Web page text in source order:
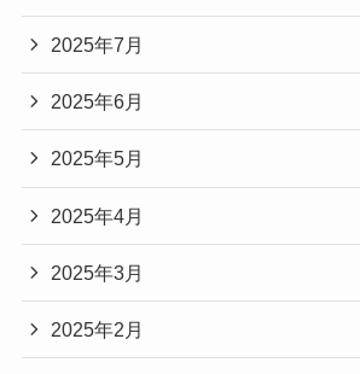
2025年7月
2025年6月
2025年5月
2025年4月
2025年3月
2025年2月